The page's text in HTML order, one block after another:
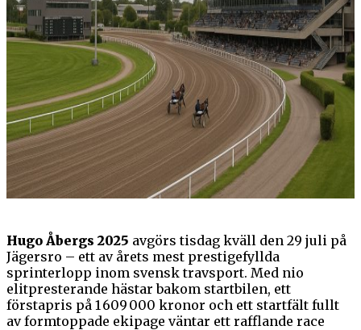
Hugo Åbergs 2025 avgörs tisdag kväll den 29 juli på
Jägersro – ett av årets mest prestigefyllda
sprinterlopp inom svensk travsport. Med nio
elitpresterande hästar bakom startbilen, ett
förstapris på 1 609 000 kronor och ett startfält fullt
av formtoppade ekipage väntar ett rafflande race